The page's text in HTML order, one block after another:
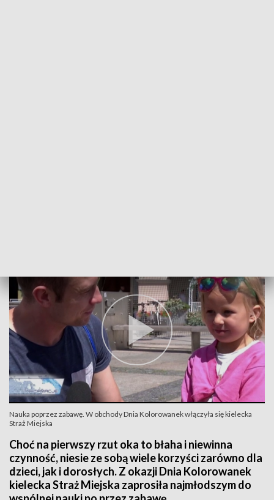
Nauka poprzez zabawę. W obchody Dnia Kolorowanek włączyła się kielecka
Straż Miejska
Choć na pierwszy rzut oka to błaha i niewinna
czynność, niesie ze sobą wiele korzyści zarówno dla
dzieci, jak i dorosłych. Z okazji Dnia Kolorowanek
kielecka Straż Miejska zaprosiła najmłodszym do